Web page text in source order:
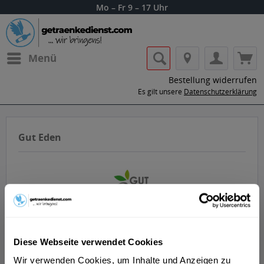
Diese Webseite verwendet Cookies
Wir verwenden Cookies, um Inhalte und Anzeigen zu
Mo – Fr 9 – 17 Uhr
Menü
Bestellung widerrufen
Es gilt unsere Datenschutzerklärung
Gut Eden
ins Büro liefern lassen.